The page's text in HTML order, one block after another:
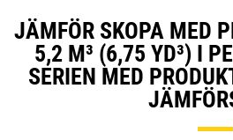
JÄMFÖR SKOPA MED
5,2 M³ (6,75 YD³) I
SERIEN MED